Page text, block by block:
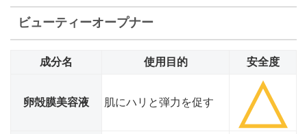
ビューティーオープナー
成分名 使用目的 安全度
卵殻膜美容液 肌にハリと弾力を促す